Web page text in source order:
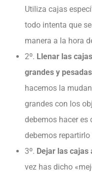
Utiliza cajas
todo intenta que
manera a la hora
2º. Llenar las
grandes y pesadas
hacemos la
grandes con los
debemos hacer
debemos
3º. Dejar las
vez has dicho